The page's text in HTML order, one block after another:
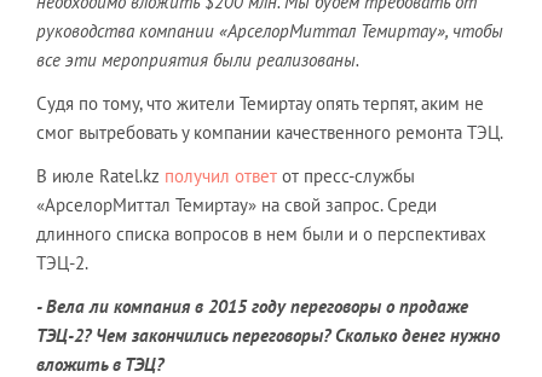
руководства компании «АрселорМиттал Темиртау», чтобы
все эти мероприятия были реализованы.
Судя по тому, что жители Темиртау опять терпят, аким не
смог вытребовать у компании качественного ремонта ТЭЦ.
В июле Ratel.kz получил ответ от пресс-службы
«АрселорМиттал Темиртау» на свой запрос. Среди
длинного списка вопросов в нем были и о перспективах
ТЭЦ-2.
- Вела ли компания в 2015 году переговоры о продаже
ТЭЦ-2? Чем закончились переговоры? Сколько денег нужно
вложить в ТЭЦ?